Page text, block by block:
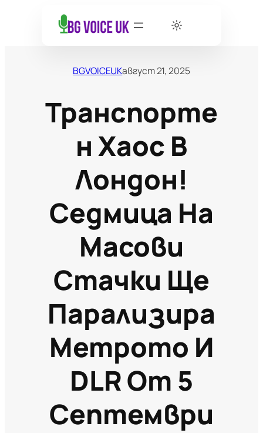
BGVOICEUKавгуст 21, 2025
Транспорте
Н Хаос В
Лондон!
Седмица На
Масови
Стачки Ще
Парализира
Метрото И
DLR От 5
Септември